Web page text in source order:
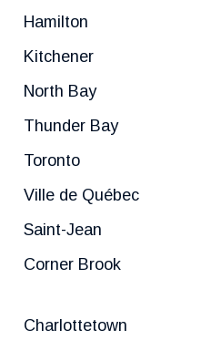
Hamilton
Kitchener
North Bay
Thunder Bay
Toronto
Ville de Québec
Saint-Jean
Corner Brook
Charlottetown